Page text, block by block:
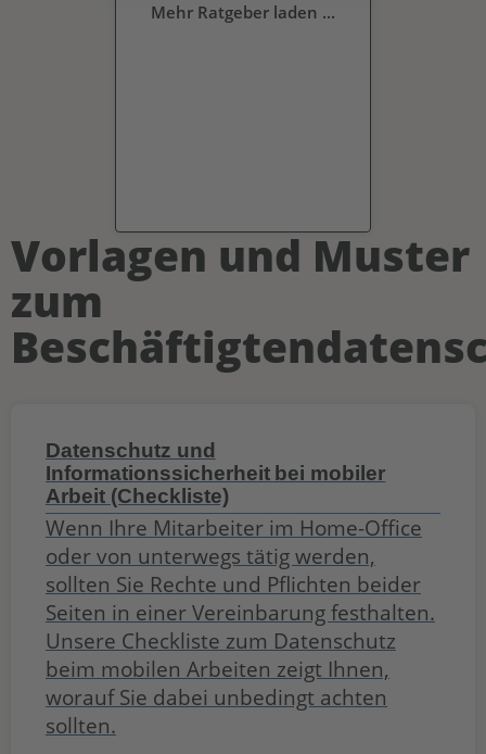
Mehr Ratgeber laden ...
Vorlagen und Muster
zum
Datenschutz und
Informationssicherheit bei mobiler
Arbeit (Checkliste)
Wenn Ihre Mitarbeiter im Home-Office
oder von unterwegs tätig werden,
sollten Sie Rechte und Pflichten beider
Seiten in einer Vereinbarung festhalten.
Unsere Checkliste zum Datenschutz
beim mobilen Arbeiten zeigt Ihnen,
worauf Sie dabei unbedingt achten
sollten.